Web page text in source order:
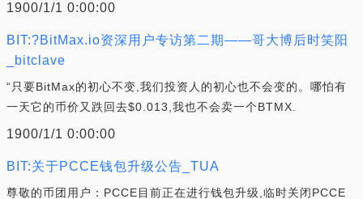
1900/1/1 0:00:00
BIT:?BitMax.io资深用户专访第二期——哥大博后时笑阳
_bitclave
“只要BitMax的初心不变,我们投资人的初心也不会变的。哪怕有
一天它的币价又跌回去$0.013,我也不会卖一个BTMX.
1900/1/1 0:00:00
BIT:关于PCCE钱包升级公告_TUA
尊敬的币团用户：PCCE目前正在进行钱包升级,临时关闭PCCE